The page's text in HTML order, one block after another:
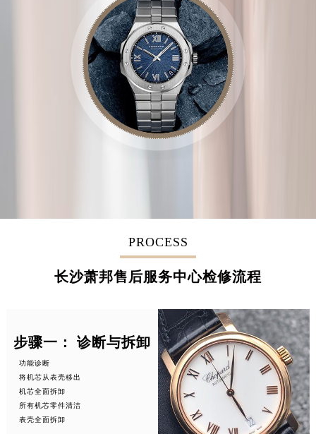
PROCESS
长沙萧邦售后服务中心检修流程
步骤一： 诊断与拆卸
功能诊断
将机芯从表壳移出
机芯全面拆卸
所有机芯零件清洁
表壳全面拆卸